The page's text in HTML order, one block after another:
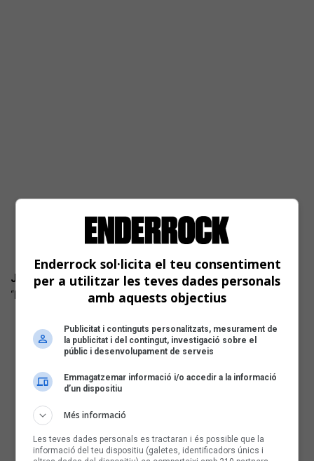
JOEL CARRO & PERE SOLE
“Human Festival III & IV” (autoeditat) Folk-rock progressiu
Enderrock sol·licita el teu consentiment
per a utilitzar les teves dades personals
amb aquests objectius
Publicitat i continguts personalitzats, mesurament de
la publicitat i del contingut, investigació sobre el
públic i desenvolupament de serveis
Emmagatzemar informació i/o accedir a la informació
d’un dispositiu
Més informació
Les teves dades personals es tractaran i és possible que la
informació del teu dispositiu (galetes, identificadors únics i